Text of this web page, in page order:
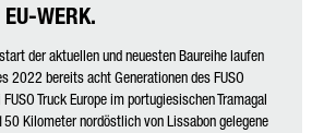
Daten sorgfältig gemäß den gesetzlichen
Datenschutz entsprechend Ihrer
zum Zwecke der Abwicklung Ihrer Anfrage
und nutzen. Weitere Details zur
WERK.
der aktuellen und neuesten Baureihe laufen
2022 bereits acht Generationen des FUSO
Truck Europe im portugiesischen Tramagal
Kilometer nordöstlich von Lissabon gelegene